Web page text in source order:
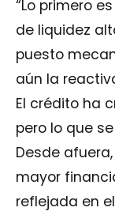
“Lo primero
de liquidez
puesto
aún la
El crédito ha
pero lo que
Desde
mayor
reflejada en